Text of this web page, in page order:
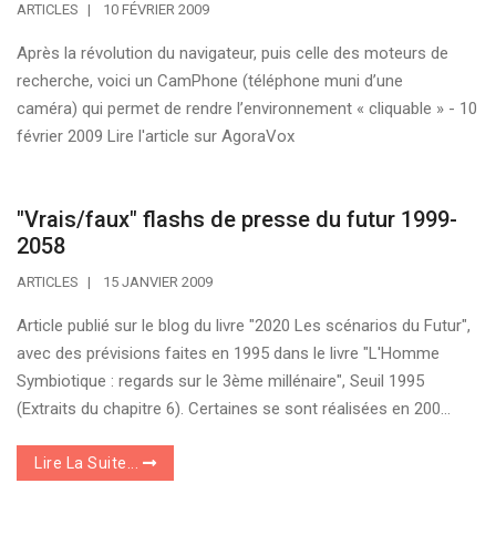
ARTICLES 10 FÉVRIER 2009
Après la révolution du navigateur, puis celle des moteurs de
recherche, voici un CamPhone (téléphone muni d’une
caméra) qui permet de rendre l’environnement « cliquable » - 10
février 2009 Lire l'article sur AgoraVox
"Vrais/faux" flashs de presse du futur 1999-
2058
ARTICLES 15 JANVIER 2009
Article publié sur le blog du livre "2020 Les scénarios du Futur",
avec des prévisions faites en 1995 dans le livre "L'Homme
Symbiotique : regards sur le 3ème millénaire", Seuil 1995
(Extraits du chapitre 6). Certaines se sont réalisées en 200...
Lire La Suite...